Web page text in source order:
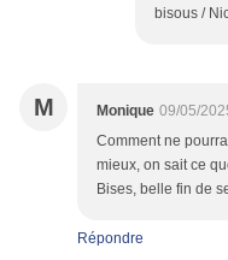
bisous /
M Monique 09/05/
Comment ne
mieux, on sait ce
Bises, belle fin de
Répondre